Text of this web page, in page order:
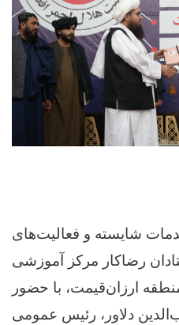
شایسته و فعالیت‌های
از استادان رضاکار مرکز آموزشی
ارزان‌قیمت، با حضور
دلاور، رئیس عمومی